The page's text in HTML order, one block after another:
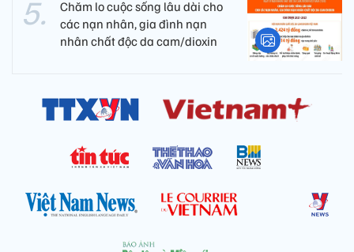
Chăm lo cuộc sống lâu dài cho
các nạn nhân, gia đình nạn
nhân chất độc da cam/dioxin